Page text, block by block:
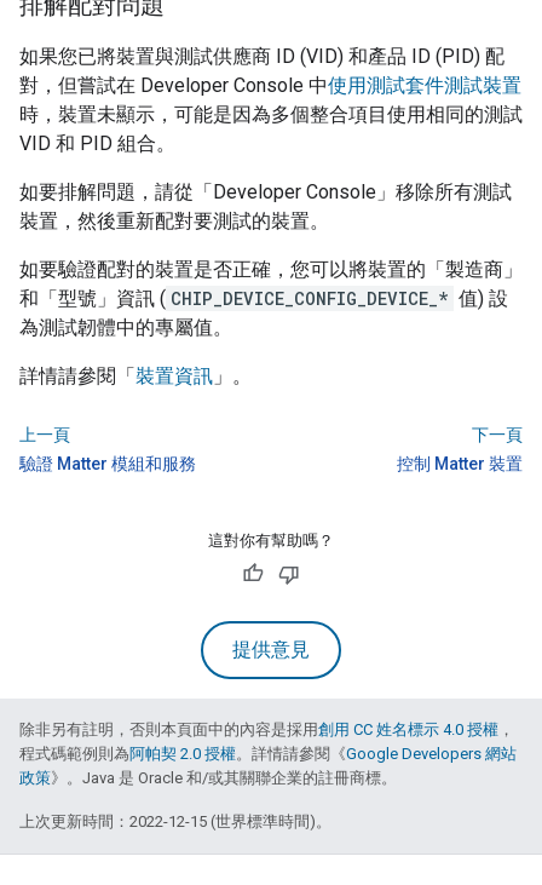
如果您已將裝置與測試供應商 ID (VID) 和產品 ID (PID) 配
對，但嘗試在 Developer Console 中使用測試套件測試裝置
時，裝置未顯示，可能是因為多個整合項目使用相同的測試
VID 和 PID 組合。
如要排解問題，請從「Developer Console 」移除所有測試
裝置，然後重新配對要測試的裝置。
如要驗證配對的裝置是否正確，您可以將裝置的「製造商」
和「型號」資訊 ( CHIP_DEVICE_CONFIG_DEVICE_* 值) 設
為測試韌體中的專屬值。
詳情請參閱「裝置資訊 」。
上一頁
驗證 Matter 模組和服務
下一頁
控制 Matter 裝置
這對你有幫助嗎？
提供意見
除非另有註明，否則本頁面中的內容是採用創用 CC 姓名標示 4.0 授權 ，
程式碼範例則為阿帕契 2.0 授權。詳情請參閱《Google Developers 網站
政策》。Java 是 Oracle 和/或其關聯企業的註冊商標。
上次更新時間：2022-12-15 (世界標準時間)。